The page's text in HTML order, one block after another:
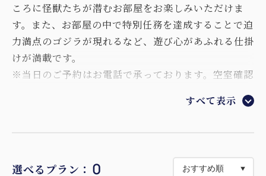
ころに怪獣たちが潜むお部屋をお楽しみいただけま
す。また、お部屋の中で特別任務を達成することで迫
力満点のゴジラが現れるなど、遊び心があふれる仕掛
けが満載です。
※当日のご予約はお電話で承っております。空室確認
すべて表示
選べるプラン： 0